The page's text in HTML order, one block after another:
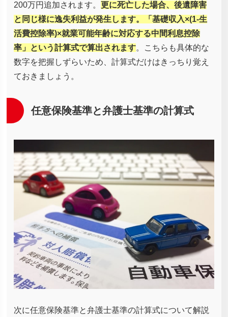
200万円追加されます。 更に死亡した場合、後遺障害
と同じ様に逸失利益が発生します。「基礎収入×(1-生
活費控除率)×就業可能年齢に対応する中間利息控除
率」という計算式で算出されます。こちらも具体的な
数字を把握しずらいため、計算式だけはきっちり覚え
ておきましょう。
任意保険基準と弁護士基準の計算式
次に任意保険基準と弁護士基準の計算式について解説